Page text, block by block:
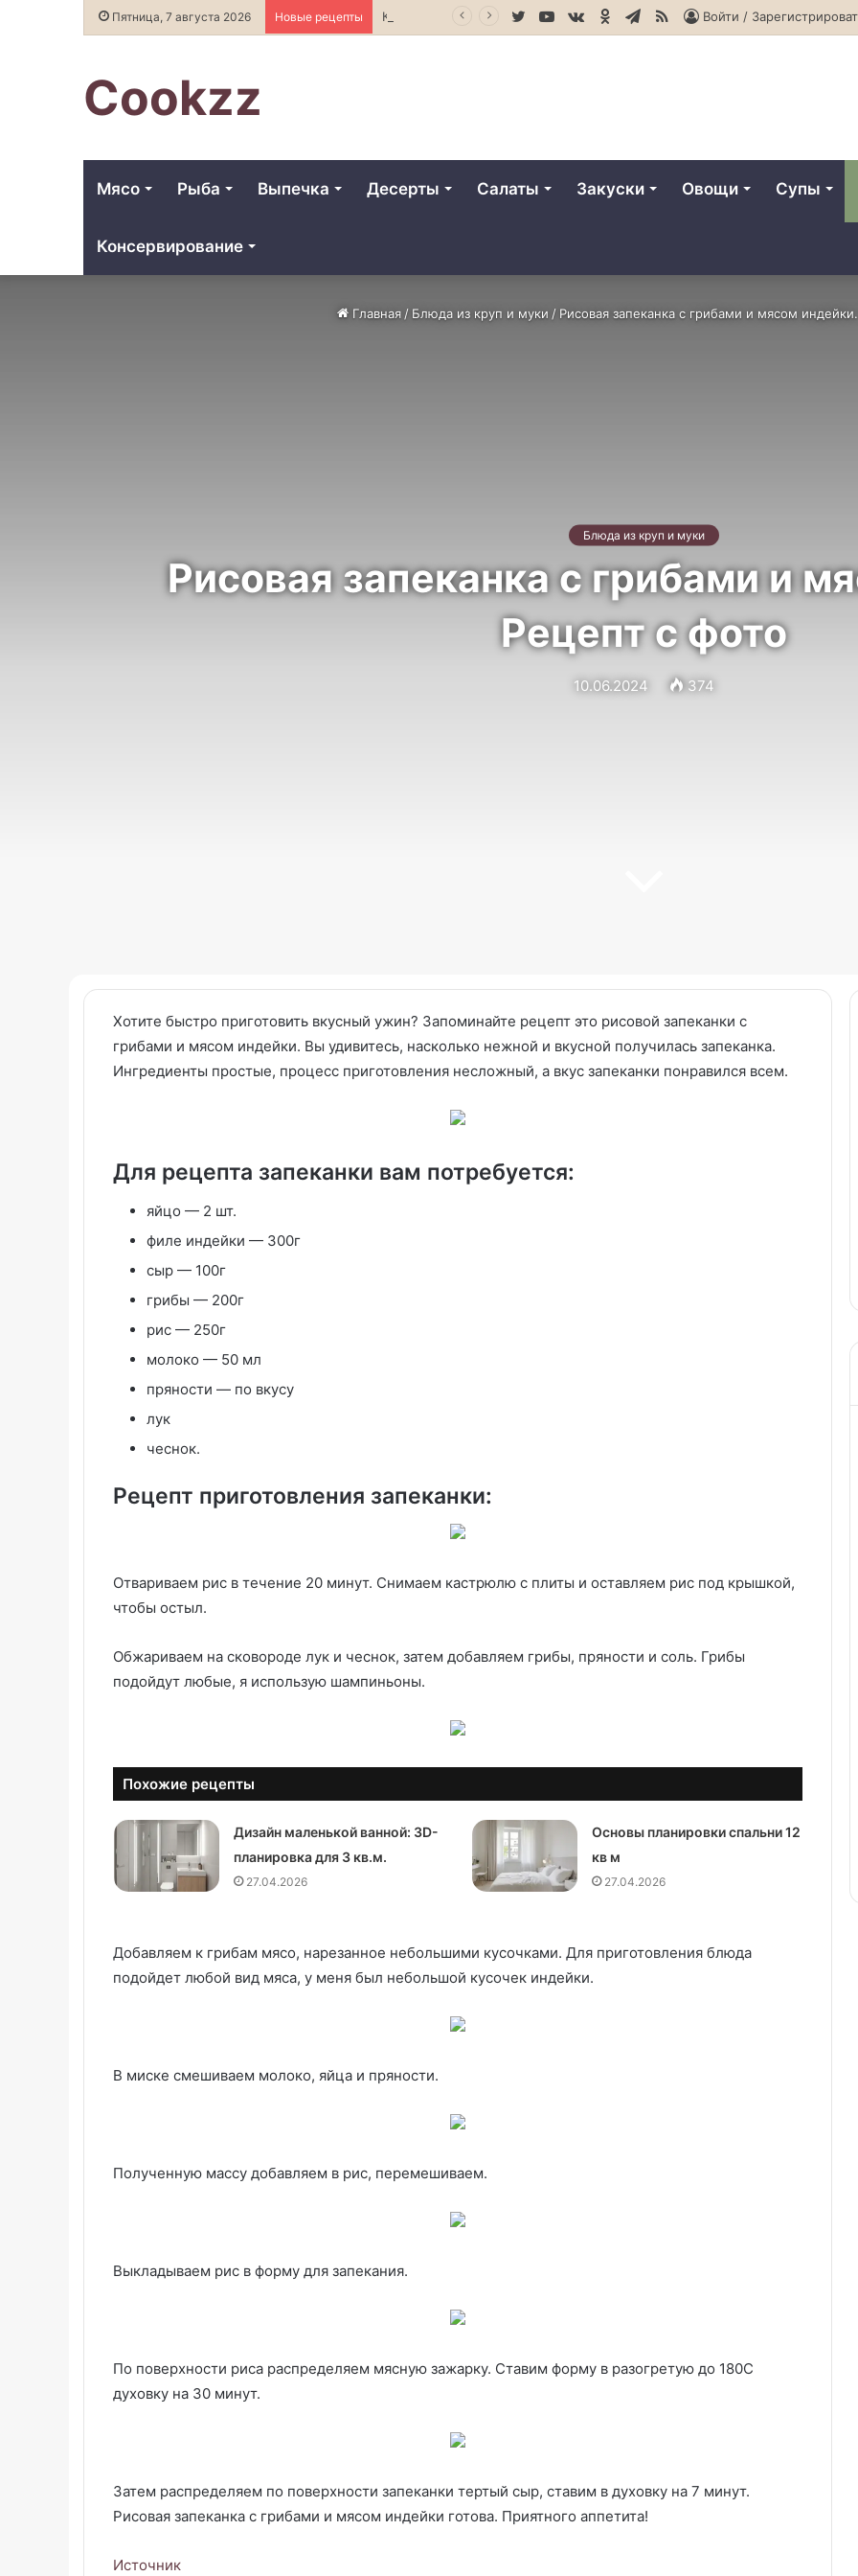
Пятница, 7 августа 2026 Новые рецепты Войти /
RSS
Telegram
Одноклассники
vk.com
YouTube
Twitter
Cookzz
Мясо Рыба Выпечка Десерты Салаты Закуски Овощи Супы
Консервирование
Главная / Блюда из круп и муки / Рисовая запеканка с грибами и мясом
Блюда из круп и муки
Рисовая запеканка с грибами и
Рецепт с фото
10.06.2024 374
Хотите быстро приготовить вкусный ужин? Запоминайте рецепт это рисовой запеканки с
грибами и мясом индейки. Вы удивитесь, насколько нежной и вкусной получилась запеканка.
Ингредиенты простые, процесс приготовления несложный, а вкус запеканки понравился всем.
Для рецепта запеканки вам потребуется:
яйцо — 2 шт.
филе индейки — 300г
сыр — 100г
грибы — 200г
рис — 250г
молоко — 50 мл
пряности — по вкусу
лук
чеснок.
Рецепт приготовления запеканки:
Отвариваем рис в течение 20 минут. Снимаем кастрюлю с плиты и оставляем рис под крышкой,
чтобы остыл.
Обжариваем на сковороде лук и чеснок, затем добавляем грибы, пряности и соль. Грибы
подойдут любые, я использую шампиньоны.
Похожие рецепты
Дизайн маленькой ванной: 3D-
планировка для 3 кв.м.
27.04.2026
Основы планировки спальни 12
кв м
27.04.2026
Добавляем к грибам мясо, нарезанное небольшими кусочками. Для приготовления блюда
подойдет любой вид мяса, у меня был небольшой кусочек индейки.
В миске смешиваем молоко, яйца и пряности.
Полученную массу добавляем в рис, перемешиваем.
Выкладываем рис в форму для запекания.
По поверхности риса распределяем мясную зажарку. Ставим форму в разогретую до 180С
духовку на 30 минут.
Затем распределяем по поверхности запеканки тертый сыр, ставим в духовку на 7 минут.
Рисовая запеканка с грибами и мясом индейки готова. Приятного аппетита!
Источник
Тажин
и
рецепт
лимонами и оливками:
Кабачки